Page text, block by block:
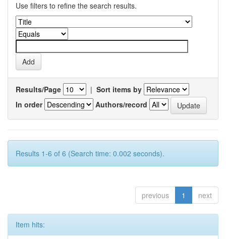
Use filters to refine the search results.
Results/Page | Sort items by
In order
Authors/record
Results 1-6 of 6 (Search time: 0.002 seconds).
previous 1 next
Item hits: